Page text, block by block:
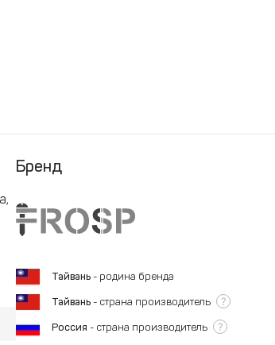
Бренд
Тайвань - родина бренда
Тайвань - страна производитель ?
Россия - страна производитель ?